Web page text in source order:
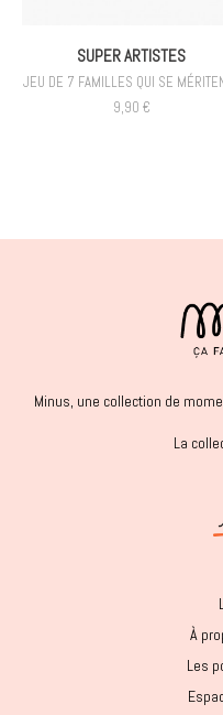
SUPER ARTISTES
JEU DE 7 FAMILLES QUI SE
9,90 €
Minus, une collection de
La
À
Les